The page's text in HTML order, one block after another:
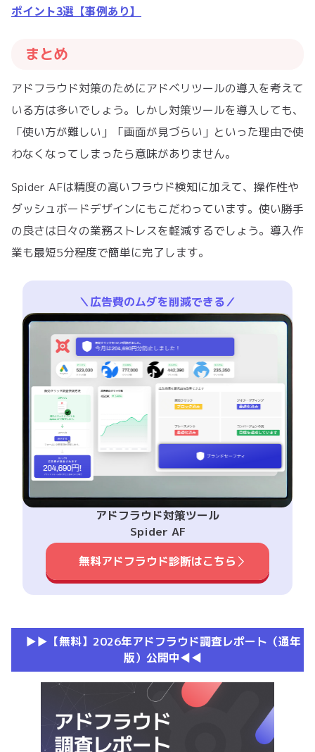
ポイント3選【事例あり】
まとめ
アドフラウド対策のためにアドベリツールの導入を考えて
いる方は多いでしょう。しかし対策ツールを導入しても、
「使い方が難しい」「画面が見づらい」といった理由で使
わなくなってしまったら意味がありません。
Spider AFは精度の高いフラウド検知に加えて、操作性や
ダッシュボードデザインにもこだわっています。使い勝手
の良さは日々の業務ストレスを軽減するでしょう。導入作
業も最短5分程度で簡単に完了します。
＼広告費のムダを削減できる／
アドフラウド対策ツール
Spider AF
無料アドフラウド診断はこちら
▶︎▶︎【無料】2026年アドフラウド調査レポート（通年
版）公開中◀︎◀︎